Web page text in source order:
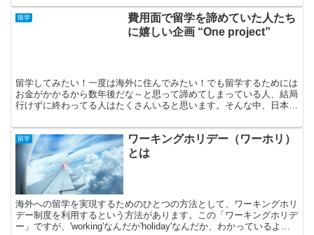
クとなる費用について、奨学金を受けることのできるチャンスです。
狭き門ですし奨学生としての責任も大きい制度ではありますが、本気
で米国留学（あるいは米国における研究等）を目指している人は是非
チャレンジしてみてください。
留学
費用面で留学を諦めていた人たち
に嬉しい企画 “One project”
留学してみたい！一度は海外に住んでみたい！でも留学するためには
お金がかかるから数年後だな～と思って諦めてしまっている人、結局
行けずに終わってる人はたくさんいると思います。そんな中、日本人
開催されています。
留学
ワーキングホリデー（ワーホリ）
とは
海外への留学を実現するためのひとつの方法として、ワーキングホリ
デー制度を利用するという方法があります。この「ワーキングホリデ
ー」ですが、'working'なんだか'holiday'なんだか、わかっているよう